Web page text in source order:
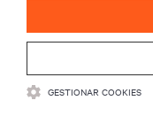
SÍGANOS
GESTIONAR COOKIES